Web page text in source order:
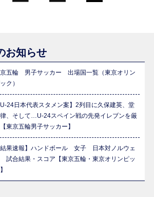
お知らせ
五輪 男子サッカー 出場国一覧（東京オリン
ク）
U-24日本代表スタメン案】2列目に久保建英、堂
、そして…U-24スペイン戦の先発イレブンを厳
東京五輪男子サッカー】
結果速報】ハンドボール 女子 日本対ノルウェ
試合結果・スコア【東京五輪・東京オリンピッ